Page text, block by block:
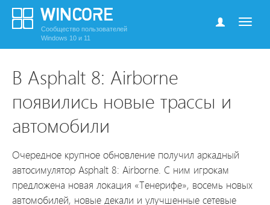
Сообщество пользователей
Windows 10 и 11
В Asphalt 8: Airborne
появились новые трассы и
автомобили
Очередное крупное обновление получил аркадный
автосимулятор Asphalt 8: Airborne. С ним игрокам
предложена новая локация «Тенерифе», восемь новых
автомобилей, новые декали и улучшенные сетевые